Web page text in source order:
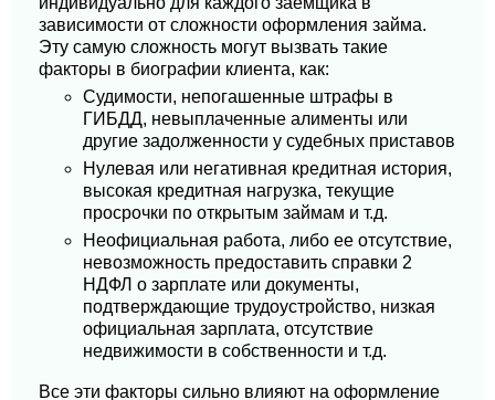
зависимости от сложности оформления займа.
Эту самую сложность могут вызвать такие
факторы в биографии клиента, как:
Судимости, непогашенные штрафы в
ГИБДД, невыплаченные алименты или
другие задолженности у судебных приставов
Нулевая или негативная кредитная история,
высокая кредитная нагрузка, текущие
просрочки по открытым займам и т.д.
Неофициальная работа, либо ее отсутствие,
невозможность предоставить справки 2
НДФЛ о зарплате или документы,
подтверждающие трудоустройство, низкая
официальная зарплата, отсутствие
недвижимости в собственности и т.д.
Все эти факторы сильно влияют на оформление